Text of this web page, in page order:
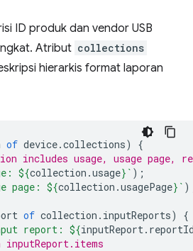
ID produk dan vendor USB
Atribut collections
hierarkis format laporan
of device.collections)
{
includes usage, usage page,
${collection .usage} ` );
page: ${collection .usagePage} `
of collection . inputReports)
{
report: ${inputReport.
inputReport.items